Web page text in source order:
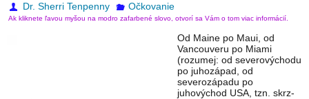
Dr. Sherri Tenpenny Očkovanie
Ak kliknete ľavou myšou na modro zafarbené slovo, otvorí sa Vám o tom viac informácií.
Od Maine po Maui, od
Vancouveru po Miami
(rozumej: od severovýchodu
po juhozápad, od
severozápadu po
juhovýchod USA, tzn. skrz-